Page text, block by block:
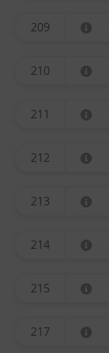
209
210
211
212
213
214
215
217